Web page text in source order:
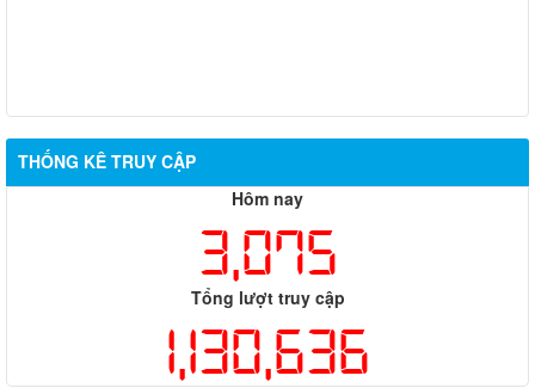
THỐNG KÊ TRUY CẬP
Hôm nay
3,075
Tổng lượt truy cập
1,130,636